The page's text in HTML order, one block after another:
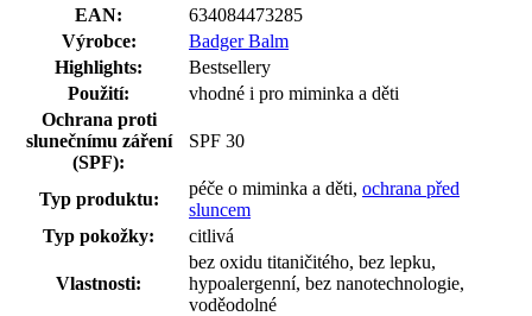
EAN:
634084473285
Výrobce:
Badger Balm
Highlights:
Bestsellery
Použití:
vhodné i pro miminka a děti
Ochrana proti
slunečnímu záření
(SPF):
SPF 30
Typ produktu:
péče o miminka a děti, ochrana před
sluncem
Typ pokožky:
citlivá
Vlastnosti:
bez oxidu titaničitého, bez lepku,
hypoalergenní, bez nanotechnologie,
voděodolné